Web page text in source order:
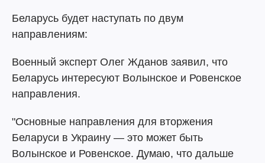
Беларусь будет наступать по двум
направлениям:
Военный эксперт Олег Жданов заявил, что
Беларусь интересуют Волынское и Ровенское
направления.
"Основные направления для вторжения
Беларуси в Украину — это может быть
Волынское и Ровенское. Думаю, что дальше